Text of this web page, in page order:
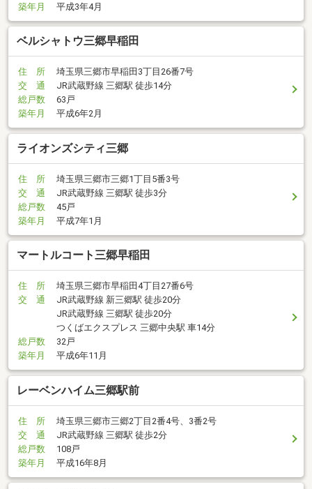
築年月
平成3年4月
ベルシャトウ三郷早稲田
住 所
埼玉県三郷市早稲田3丁目26番7号
交 通
JR武蔵野線 三郷駅 徒歩14分
総戸数
63戸
築年月
平成6年2月
ライオンズシティ三郷
住 所
埼玉県三郷市三郷1丁目5番3号
交 通
JR武蔵野線 三郷駅 徒歩3分
総戸数
45戸
築年月
平成7年1月
マートルコート三郷早稲田
住 所
埼玉県三郷市早稲田4丁目27番6号
交 通
JR武蔵野線 新三郷駅 徒歩20分
JR武蔵野線 三郷駅 徒歩20分
つくばエクスプレス 三郷中央駅 車14分
総戸数
32戸
築年月
平成6年11月
レーベンハイム三郷駅前
住 所
埼玉県三郷市三郷2丁目2番4号、3番2号
交 通
JR武蔵野線 三郷駅 徒歩2分
総戸数
108戸
築年月
平成16年8月